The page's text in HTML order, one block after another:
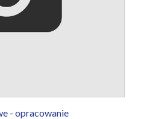
- opracowanie